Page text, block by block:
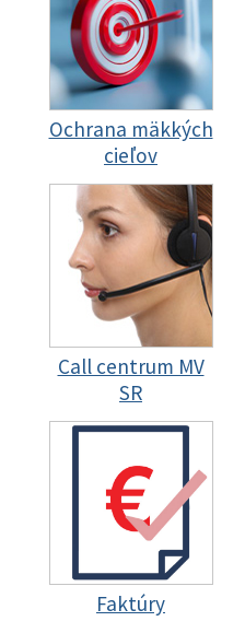
Ochrana mäkkých
cieľov
Call centrum MV
SR
Faktúry